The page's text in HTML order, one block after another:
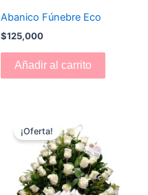
Abanico Fúnebre Eco
$125,000
Añadir al carrito
¡Oferta!precio
original
era:
$180,000.
es:
$170,000.